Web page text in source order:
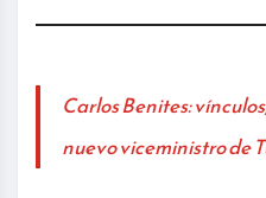
Carlos Benites:
nuevo viceministro de